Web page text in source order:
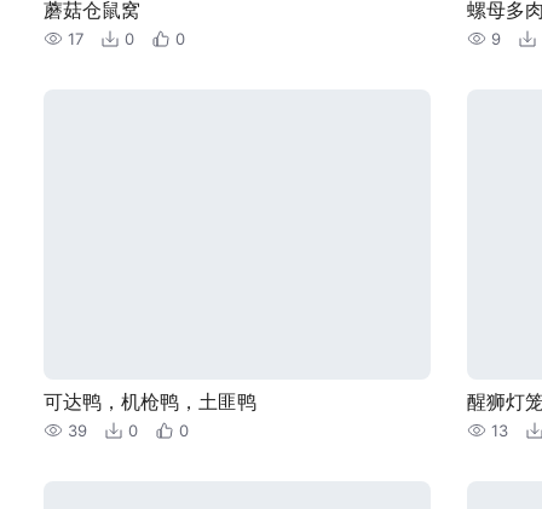
蘑菇仓鼠窝
17 0 0
螺母多
9
可达鸭，机枪鸭，土匪鸭
39 0 0
醒狮灯
13